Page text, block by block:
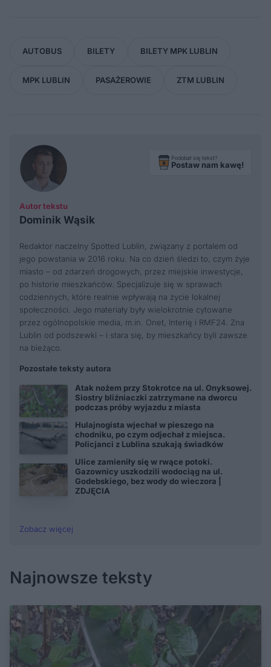
AUTOBUS BILETY BILETY MPK LUBLIN
MPK LUBLIN PASAŻEROWIE ZTM LUBLIN
Autor tekstu
Dominik Wąsik
Podobał się tekst?
Postaw nam kawę!
Redaktor naczelny Spotted Lublin, związany z portalem od
jego powstania w 2016 roku. Na co dzień śledzi to, czym żyje
miasto – od zdarzeń drogowych, przez miejskie inwestycje,
po historie mieszkańców. Specjalizuje się w sprawach
codziennych, które realnie wpływają na życie lokalnej
społeczności. Jego materiały były wielokrotnie cytowane
przez ogólnopolskie media, m.in. Onet, Interię i RMF24. Zna
Lublin od podszewki – i stara się, by mieszkańcy byli zawsze
na bieżąco.
Pozostałe teksty autora
Atak nożem przy Stokrotce na ul. Onyksowej.
Siostry bliźniaczki zatrzymane na dworcu
podczas próby wyjazdu z miasta
Hulajnogista wjechał w pieszego na
chodniku, po czym odjechał z miejsca.
Policjanci z Lublina szukają świadków
Ulice zamieniły się w rwące potoki.
Gazownicy uszkodzili wodociąg na ul.
Godebskiego, bez wody do wieczora |
ZDJĘCIA
Zobacz więcej
Najnowsze teksty